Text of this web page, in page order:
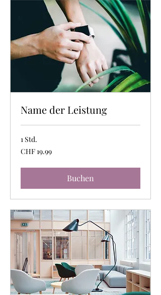
Name der Leistung
1 Std.
19.99
Schweizer
CHF 19.99
Buchen